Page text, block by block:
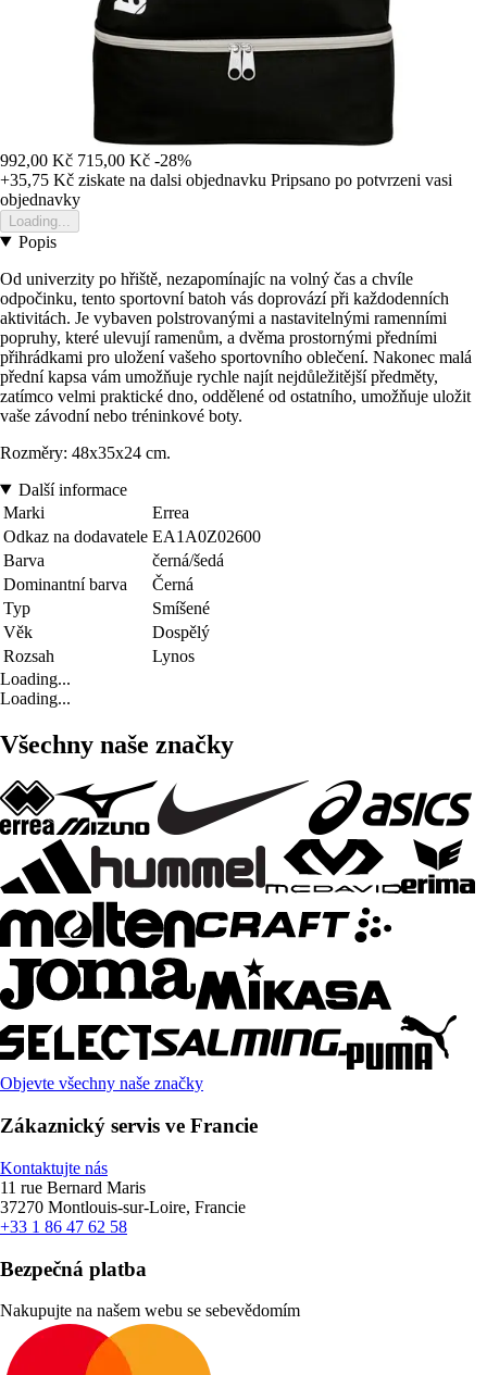
992,00 Kč 715,00 Kč -28%
+35,75 Kč ziskate na dalsi objednavku Pripsano po potvrzeni vasi
objednavky
Loading...
Popis
Od univerzity po hřiště, nezapomínajíc na volný čas a chvíle
odpočinku, tento sportovní batoh vás doprovází při každodenních
aktivitách. Je vybaven polstrovanými a nastavitelnými ramenními
popruhy, které ulevují ramenům, a dvěma prostornými předními
přihrádkami pro uložení vašeho sportovního oblečení. Nakonec malá
přední kapsa vám umožňuje rychle najít nejdůležitější předměty,
zatímco velmi praktické dno, oddělené od ostatního, umožňuje uložit
vaše závodní nebo tréninkové boty.
Rozměry: 48x35x24 cm.
Další informace
Marki
Errea
Odkaz na dodavatele EA1A0Z02600
Barva
černá/šedá
Dominantní barva
Černá
Typ
Smíšené
Věk
Dospělý
Rozsah
Lynos
Loading...
Loading...
Všechny naše značky
Objevte všechny naše značky
Zákaznický servis ve Francie
Kontaktujte nás
11 rue Bernard Maris
37270 Montlouis-sur-Loire, Francie
+33 1 86 47 62 58
Bezpečná platba
Nakupujte na našem webu se sebevědomím